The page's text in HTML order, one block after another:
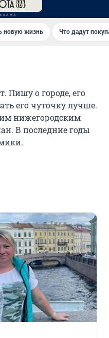
новую жизнь Что дадут
Пишу о городе, его
его чуточку лучше.
нижегородским
В последние годы